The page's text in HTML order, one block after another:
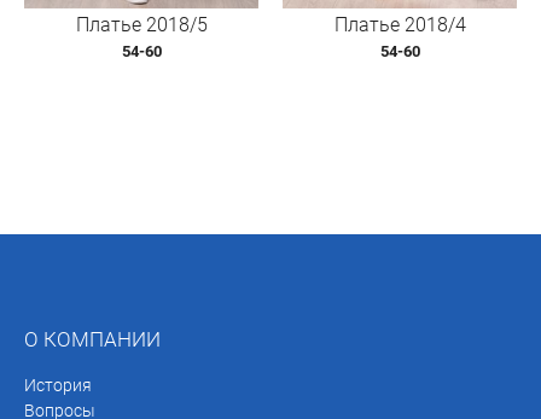
Платье 2018/5
54-60
Платье 2018/4
54-60
О КОМПАНИИ
История
Вопросы